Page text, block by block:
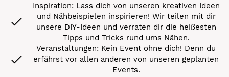
Inspiration: Lass dich von unseren kreativen Ideen
und Nähbeispielen inspirieren! Wir teilen mit dir
unsere DIY-Ideen und verraten dir die heißesten
Tipps und Tricks rund ums Nähen.
Veranstaltungen: Kein Event ohne dich! Denn du
erfährst vor allen anderen von unseren geplanten
Events.